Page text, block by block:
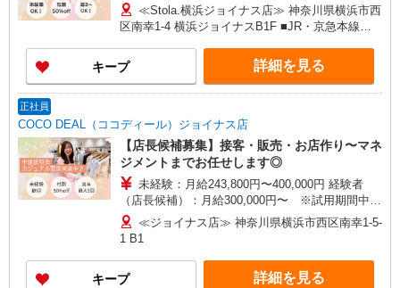
ナス店／テラスモール湘南店 タカシマヤ ゲートタ
ワーモール店／イオン大高SC店 なんばCITY店／
急西宮ガーデンズ店 ルクアイーレ大阪店／岡山一
番街店／ミナモア広島店／博多阪急店／天神ソラ
リアプラザ店 ▽他、詳しくは備考をご参照くださ
≪Stola.横浜ジョイナス店≫ 神奈川県横浜市西
区南幸1-4 横浜ジョイナスB1F ■JR・京急本線・
駅」西口より徒歩3分
キープ 詳細を見る
正社員
COCO DEAL（ココディール）ジョイナス店
【店長候補募集】接客・販売・お店作り〜マネ
ジメントまでお任せします◎
未経験：月給243,800円〜400,000円 経験者
（店長候補）：月給300,000円〜 ※試用期間中は
270,000円〜 ★固定残業手当：30,800円（月給に
含む） ※経験・能力考慮 ※固定残業時間は1ヶ月
3万円まで交通費支給 ※試用期間（2〜3ヶ月）も
同条件 【手当】固定残業手当／資格手当／店舗職
≪ジョイナス店≫ 神奈川県横浜市西区南幸1-5-
1 B1
キープ 詳細を見る